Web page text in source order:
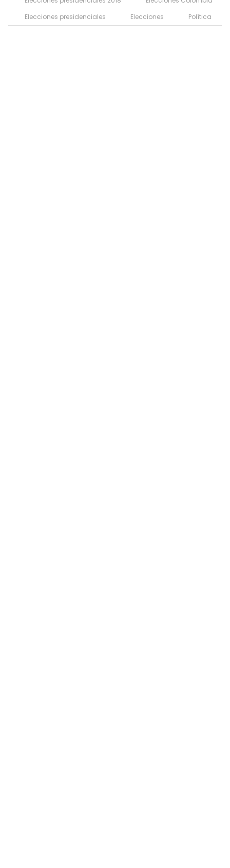
Elecciones presidenciales
Elecciones Política